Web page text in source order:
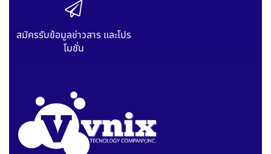
สมัครรับข้อมูลข่าวสาร และโปร
โมชั่น